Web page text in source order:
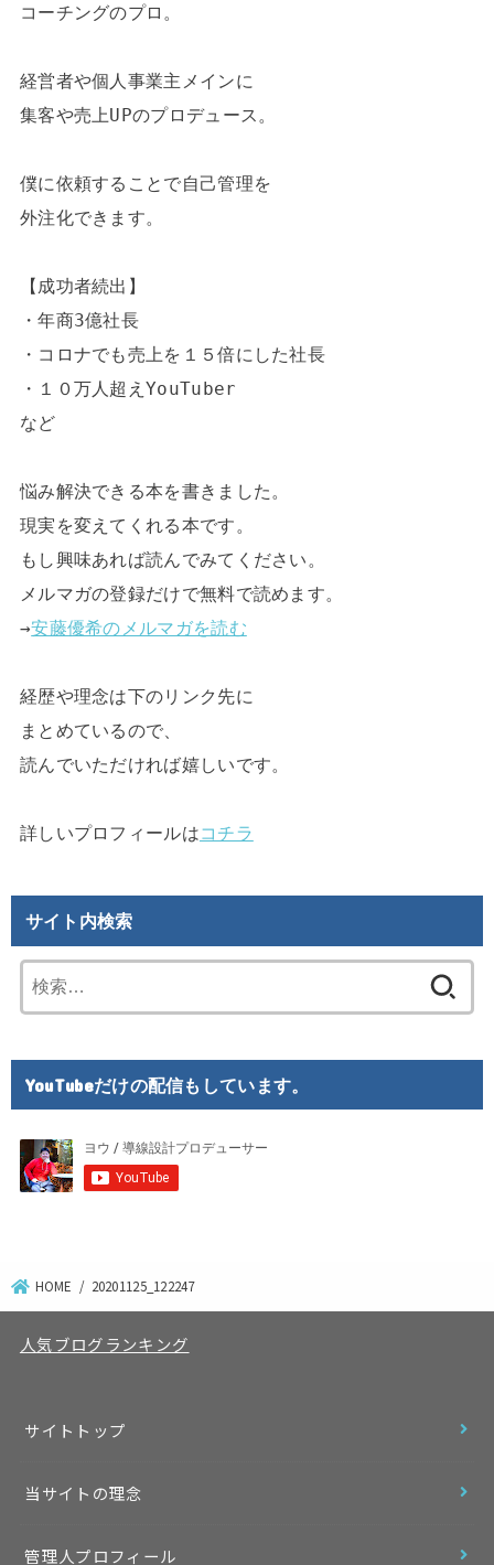
コーチングのプロ。
経営者や個人事業主メインに
集客や売上UPのプロデュース。
僕に依頼することで自己管理を
外注化できます。
【成功者続出】
・年商3億社長
・コロナでも売上を１５倍にした社長
・１０万人超えYouTuber
など
悩み解決できる本を書きました。
現実を変えてくれる本です。
もし興味あれば読んでみてください。
メルマガの登録だけで無料で読めます。
→安藤優希のメルマガを読む
経歴や理念は下のリンク先に
まとめているので、
読んでいただければ嬉しいです。
詳しいプロフィールはコチラ
サイト内検索
索:
YouTubeだけの配信もしています。
HOME 20201125_122247
人気ブログランキング
サイトトップ
当サイトの理念
管理人プロフィール